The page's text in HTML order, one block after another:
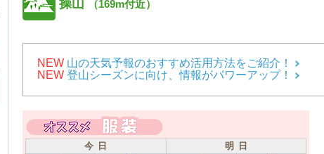
操山 （169m付近）
NEW 山の天気予報のおすすめ活用方法をご紹介！
NEW 登山シーズンに向け、情報がパワーアップ！
今 日
明 日